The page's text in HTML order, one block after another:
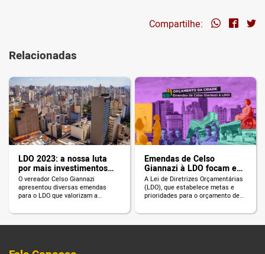
Compartilhe:
Relacionadas
LDO 2023: a nossa luta
por mais investimentos
em políticas públicas
começou!
O vereador Celso Giannazi
apresentou diversas emendas
para o LDO que valorizam a
etc. Confira!
Emendas de Celso
Giannazi à LDO focam em
Educação, Saúde,
servidores públicos e
inclusão social; veja todas
A Lei de Diretrizes Orçamentárias
(LDO), que estabelece metas e
prioridades para o orçamento de
votada na Câmara Municipal. O